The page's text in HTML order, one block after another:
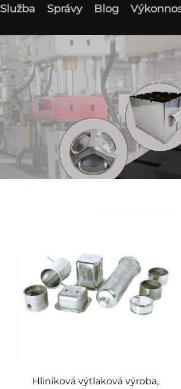
Služba Správy Blog
Hliníková výtlaková výroba,